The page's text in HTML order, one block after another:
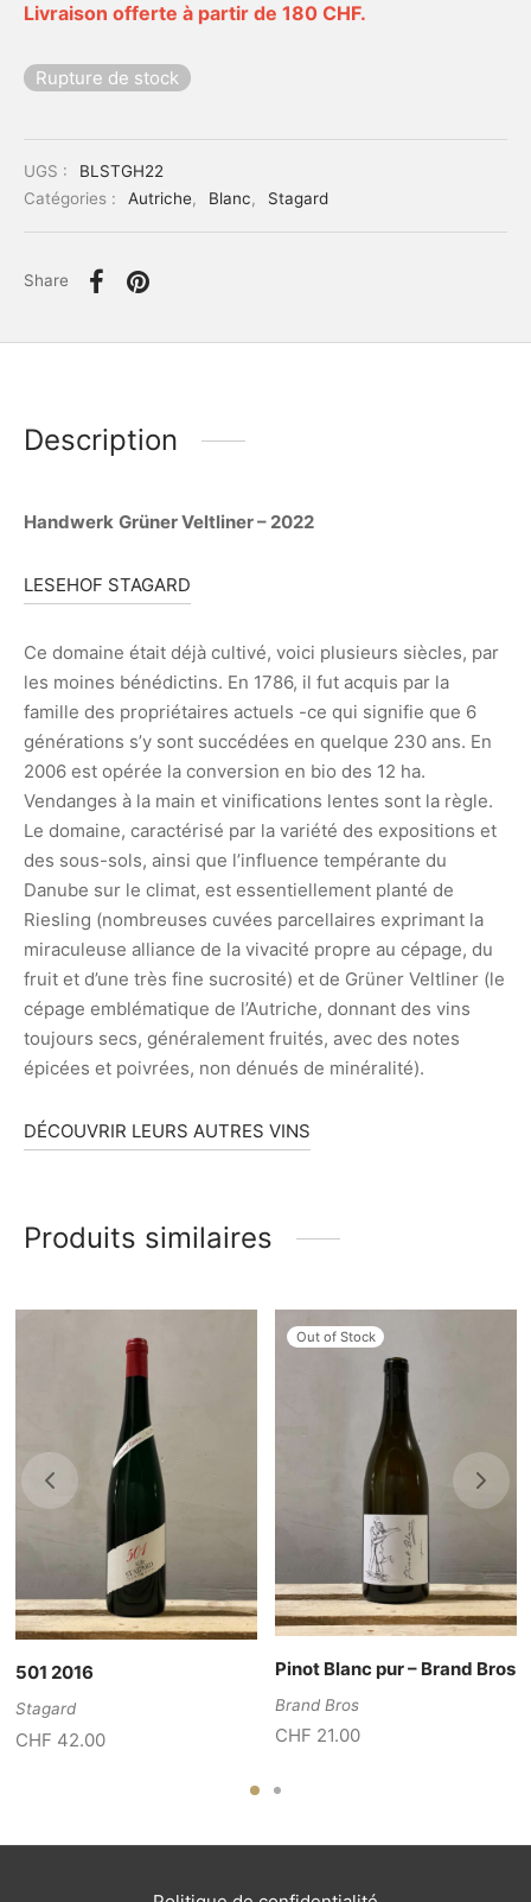
Livraison offerte à partir de 180 CHF.
Rupture de stock
UGS :
BLSTGH22
Catégories :
Autriche, Blanc, Stagard
Share
Description
Handwerk Grüner Veltliner – 2022
LESEHOF STAGARD
Ce domaine était déjà cultivé, voici plusieurs siècles, par
les moines bénédictins. En 1786, il fut acquis par la
famille des propriétaires actuels -ce qui signifie que 6
générations s’y sont succédées en quelque 230 ans. En
2006 est opérée la conversion en bio des 12 ha.
Vendanges à la main et vinifications lentes sont la règle.
Le domaine, caractérisé par la variété des expositions et
des sous-sols, ainsi que l’influence tempérante du
Danube sur le climat, est essentiellement planté de
Riesling (nombreuses cuvées parcellaires exprimant la
miraculeuse alliance de la vivacité propre au cépage, du
fruit et d’une très fine sucrosité) et de Grüner Veltliner (le
cépage emblématique de l’Autriche, donnant des vins
toujours secs, généralement fruités, avec des notes
épicées et poivrées, non dénués de minéralité).
DÉCOUVRIR LEURS AUTRES VINS
Produits similaires
501 2016
Stagard
CHF 42.00
Out of Stock
Pinot Blanc pur – Brand Bros
Brand Bros
CHF 21.00